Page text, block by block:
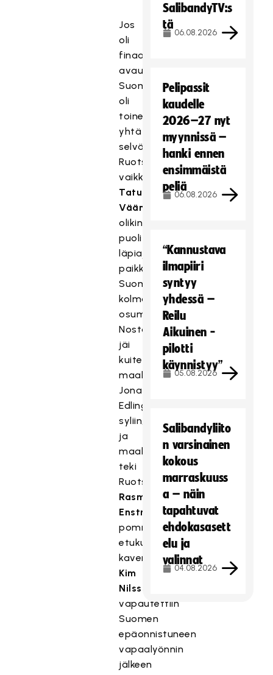
Jos
oli
finaali
avauserä
Suomen,
oli
toinen
yhtä
selvästi
Ruotsin,
vaikka
Tatu
Väänäsellä
olikin
puolittaisesta
läpiajosta
paikka
Suomen
kolmanteen
osumaan.
Nosto
jäi
kuitenkin
maalivahti
Jonathan
Edlingin
syliin,
ja
maalit
teki
Ruotsi.
Rasmus
Enström
pommitti
etukulmaan
kavennuksen,
Kim
Nilsson
vapautettiin
Suomen
epäonnistuneen
vapaalyönnin
jälkeen
SalibandyTV:s
tä
06.08.2026
Pelipassit
kaudelle
2026–27 nyt
myynnissä –
hanki ennen
ensimmäistä
peliä
06.08.2026
“Kannustava
ilmapiiri
syntyy
yhdessä –
Reilu
Aikuinen -
pilotti
käynnistyy”
05.08.2026
Salibandyliito
n varsinainen
kokous
marraskuuss
a – näin
tapahtuvat
ehdokasasett
elu ja
valinnat
04.08.2026